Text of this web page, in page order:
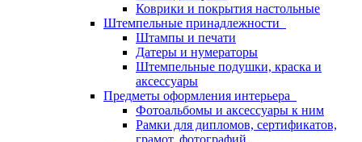
Коврики и покрытия настольные
Штемпельные принадлежности
Штампы и печати
Датеры и нумераторы
Штемпельные подушки, краска и
аксессуары
Предметы оформления интерьера
Фотоальбомы и аксессуары к ним
Рамки для дипломов, сертификатов,
грамот, фотографий